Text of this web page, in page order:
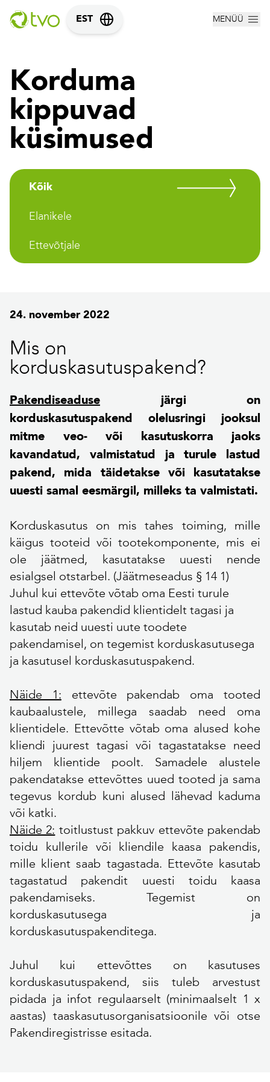
EST MENÜÜ
Korduma
kippuvad
küsimused
Kõik
Elanikele
Ettevõtjale
24. november 2022
Mis on
korduskasutuspakend?
Pakendiseaduse järgi on
korduskasutuspakend olelusringi jooksul
mitme veo- või kasutuskorra jaoks
kavandatud, valmistatud ja turule lastud
pakend, mida täidetakse või kasutatakse
uuesti samal eesmärgil, milleks ta valmistati.
Korduskasutus on mis tahes toiming, mille
käigus tooteid või tootekomponente, mis ei
ole jäätmed, kasutatakse uuesti nende
esialgsel otstarbel. (Jäätmeseadus § 14 1)
Juhul kui ettevõte võtab oma Eesti turule
lastud kauba pakendid klientidelt tagasi ja
kasutab neid uuesti uute toodete
pakendamisel, on tegemist korduskasutusega
ja kasutusel korduskasutuspakend.
Näide 1: ettevõte pakendab oma tooted
kaubaalustele, millega saadab need oma
klientidele. Ettevõtte võtab oma alused kohe
kliendi juurest tagasi või tagastatakse need
hiljem klientide poolt. Samadele alustele
pakendatakse ettevõttes uued tooted ja sama
tegevus kordub kuni alused lähevad kaduma
või katki.
Näide 2: toitlustust pakkuv ettevõte pakendab
toidu kullerile või kliendile kaasa pakendis,
mille klient saab tagastada. Ettevõte kasutab
tagastatud pakendit uuesti toidu kaasa
pakendamiseks. Tegemist on
korduskasutusega ja
korduskasutuspakenditega.
Juhul kui ettevõttes on kasutuses
korduskasutuspakend, siis tuleb arvestust
pidada ja infot regulaarselt (minimaalselt 1 x
aastas) taaskasutusorganisatsioonile või otse
Pakendiregistrisse esitada.